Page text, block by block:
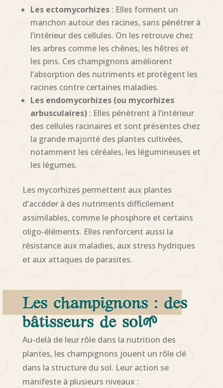
Les ectomycorhizes: Elles forment un
manchon autour des racines, sans pénétrer à
l’intérieur des cellules. On les retrouve chez
les arbres comme les chênes, les hêtres et
les pins. Ces champignons améliorent
l’absorption des nutriments et protègent les
racines contre certaines maladies.
Les endomycorhizes (ou mycorhizes
arbusculaires): Elles pénètrent à l’intérieur
des cellules racinaires et sont présentes chez
la grande majorité des plantes cultivées,
notamment les céréales, les légumineuses et
les légumes.
Les mycorhizes permettent aux plantes
d’accéder à des nutriments difficilement
assimilables, comme le phosphore et certains
oligo-éléments. Elles renforcent aussi la
résistance aux maladies, aux stress hydriques
et aux attaques de parasites.
Les champignons : des
bâtisseurs de sol🌱
Au-delà de leur rôle dans la nutrition des
plantes, les champignons jouent un rôle clé
dans la structure du sol. Leur action se
manifeste à plusieurs niveaux :